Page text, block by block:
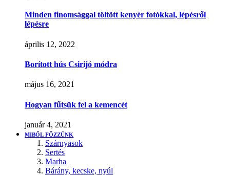
Minden finomsággal töltött kenyér fotókkal, lépésről
lépésre
április 12, 2022
Borított hús Csirijó módra
május 16, 2021
Hogyan fűtsük fel a kemencét
január 4, 2021
MIBŐL FŐZZÜNK
Szárnyasok
Sertés
Marha
Bárány, kecske, nyúl